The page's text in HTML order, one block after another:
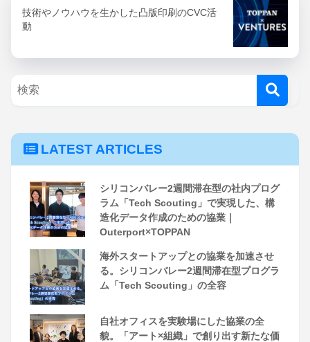
技術やノウハウを生かした凸版印刷のCVC活
動
LATEST ARTICLES
シリコンバレー2週間滞在型の社内プログ
ラム「Tech Scouting」で実現した、構
造化データ作成のための協業｜
Outerport×TOPPAN
海外スタートアップとの協業を加速させ
る。シリコンバレー2週間滞在型プログラ
ム「Tech Scouting」の全容
自社オフィスを実験場にした協業の全
貌。「アート×組織」で創り出す新たな価